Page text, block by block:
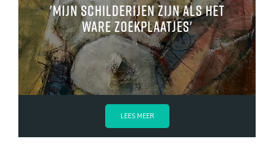
'Mijn schilderijen zijn als het
ware zoekplaatjes'
LEES MEER